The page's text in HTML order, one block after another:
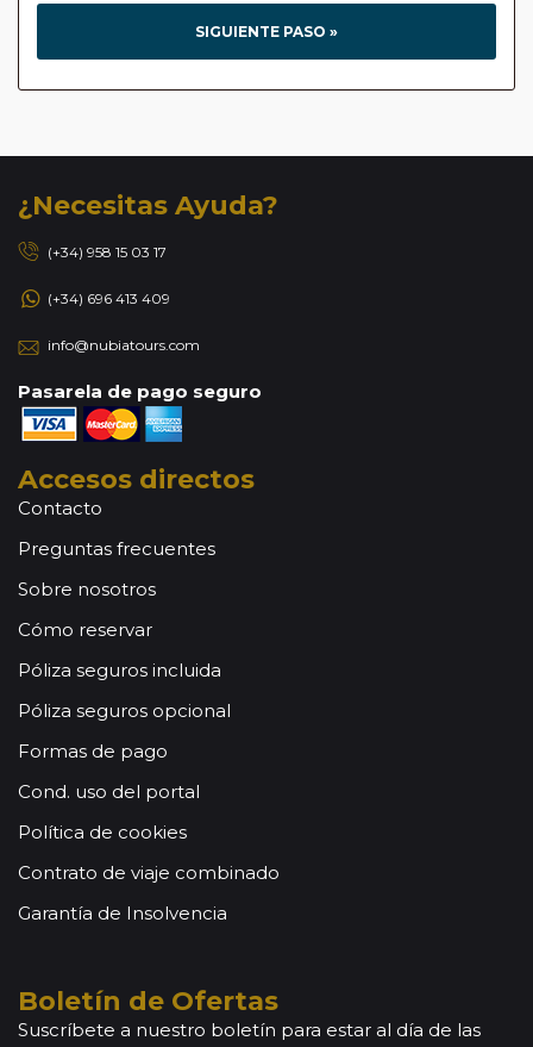
SIGUIENTE PASO »
¿Necesitas Ayuda?
(+34) 958 15 03 17
(+34) 696 413 409
info@nubiatours.com
Pasarela de pago seguro
Accesos directos
Contacto
Preguntas frecuentes
Sobre nosotros
Cómo reservar
Póliza seguros incluida
Póliza seguros opcional
Formas de pago
Cond. uso del portal
Política de cookies
Contrato de viaje combinado
Garantía de Insolvencia
Boletín de Ofertas
Suscríbete a nuestro boletín para estar al día de las